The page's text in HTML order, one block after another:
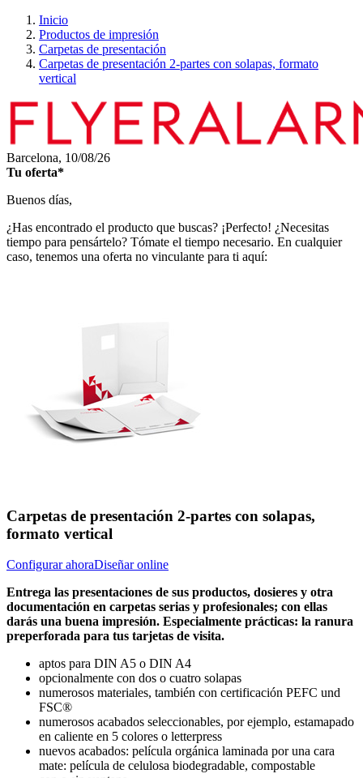
Inicio
Productos de impresión
Carpetas de presentación
Carpetas de presentación 2-partes con solapas, formato
vertical
Barcelona, 10/08/26
Tu oferta*
Buenos días,
¿Has encontrado el producto que buscas? ¡Perfecto! ¿Necesitas
tiempo para pensártelo? Tómate el tiempo necesario. En cualquier
caso, tenemos una oferta no vinculante para ti aquí:
Carpetas de presentación 2-partes con solapas,
formato vertical
Configurar ahoraDiseñar online
Entrega las presentaciones de sus productos, dosieres y otra
documentación en carpetas serias y profesionales; con ellas
darás una buena impresión. Especialmente prácticas: la ranura
preperforada para tus tarjetas de visita.
aptos para DIN A5 o DIN A4
opcionalmente con dos o cuatro solapas
numerosos materiales, también con certificación PEFC und
FSC®
numerosos acabados seleccionables, por ejemplo, estamapado
en caliente en 5 colores o letterpress
nuevos acabados: película orgánica laminada por una cara
mate: película de celulosa biodegradable, compostable